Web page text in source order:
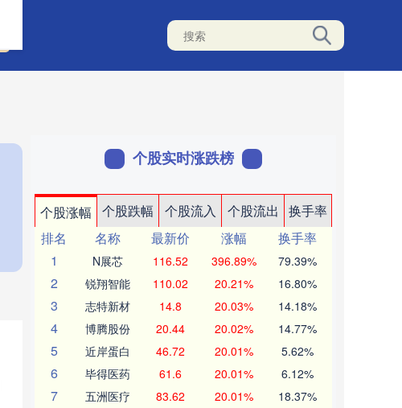
个股实时涨跌榜
个股涨幅 个股跌幅 个股流入 个股流出
换手率
排名
名称 最新价 涨幅
换手率
1
N展芯 116.52 396.89% 79.39%
2 锐翔智能 110.02 20.21% 16.80%
3 志特新材 14.8 20.03% 14.18%
4 博腾股份 20.44 20.02% 14.77%
5 近岸蛋白 46.72 20.01% 5.62%
6 毕得医药 61.6 20.01% 6.12%
7 五洲医疗 83.62 20.01% 18.37%